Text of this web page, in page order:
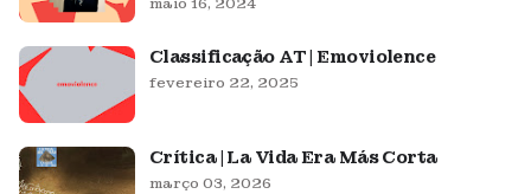
Classificação AT | Emoviolence
fevereiro 22, 2025
Crítica | La Vida Era Más Corta
março 03, 2026